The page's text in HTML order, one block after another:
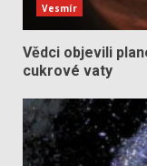
Vesmír
Vědci objevili
cukrové vaty